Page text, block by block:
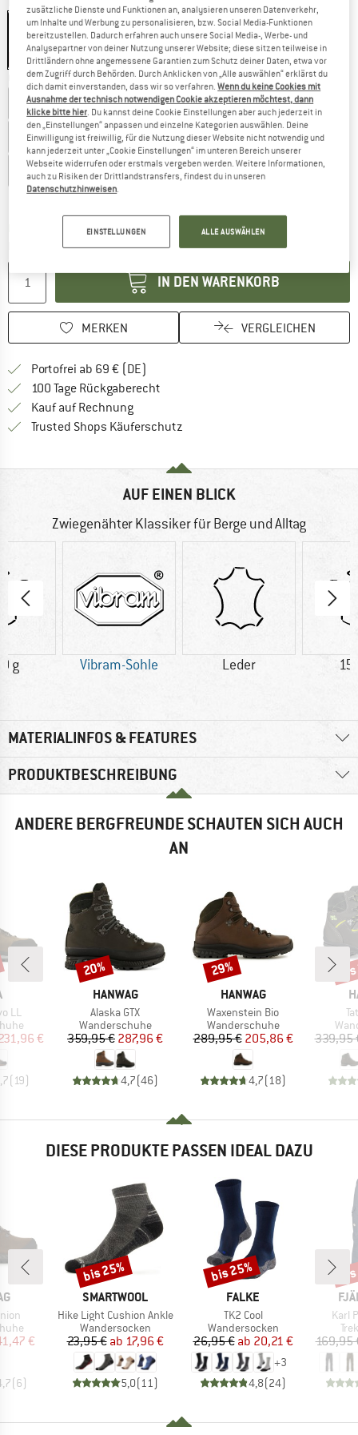
20%
Größe wählen:
EU39,5 EU40 EU40,5 EU41,5
EU42 EU42,5 EU43 EU44 EU44,5 EU45
EU46 EU46,5 EU47 EU48 EU48,5
Größentabelle
Lieferzeit: 2-4 WerktageDer Link öffnet sich in einer Infobox und
IN DEN WARENKORB
MERKEN VERGLEICHEN
Portofrei ab 69 € (DE)
100 Tage Rückgaberecht
Kauf auf RechnungFinde die Zahlungs-Infos hier! Öffnet
Trusted Shops Käuferschutz
AUF EINEN BLICK
Zwiegenähter Klassiker für Berge und Alltag
g Vibram-Sohle Leder
MATERIALINFOS & FEATURES
PRODUKTBESCHREIBUNG
ANDERE BERGFREUNDE SCHAUTEN SICH AUCH
AN
LL
Preis
€
( 19)
MARKE
HANWAG
Artikel
Alaska GTX
Produktgruppe
Wanderschuhe
Preis
359,95 €reduzierter Preis
287,96 €
4,7(46)
Rabatt
20%
MARKE
HANWAG
Artikel
Waxenstein Bio
Produktgruppe
Wanderschuhe
Preis
289,95 €reduzierter Preis
205,86 €
4,7( 18)
Rabatt
29%
339,95
DIESE PRODUKTE PASSEN IDEAL DAZU
Preis
€
(6)
MARKE
SMARTWOOL
Artikel
Hike Light Cushion Ankle
Produktgruppe
Wandersocken
Preis
23,95 € reduzierter Preis
ab 17,96 €
5,0(11 )
Rabatt
bis 25%
MARKE
FALKE
Artikel
TK2 Cool
Produktgruppe
Wandersocken
Preis
26,95 € reduzierter Preis
ab 20,21 €
+3
4,8(24)
Rabatt
bis 25%
Karl
169,95
zusätzliche Dienste und Funktionen an, analysieren unseren Datenverkehr,
um Inhalte und Werbung zu personalisieren, bzw. Social Media-Funktionen
bereitzustellen. Dadurch erfahren auch unsere Social Media-, Werbe- und
Analysepartner von deiner Nutzung unserer Website; diese sitzen teilweise in
Drittländern ohne angemessene Garantien zum Schutz deiner Daten, etwa vor
dem Zugriff durch Behörden. Durch Anklicken von „Alle auswählen“ erklärst du
dich damit einverstanden, dass wir so verfahren.Wenn du keine Cookies mit
Ausnahme der technisch notwendigen Cookie akzeptieren möchtest, dann
klicke bitte hier . Du kannst deine Cookie Einstellungen aber auch jederzeit in
den „Einstellungen“ anpassen und einzelne Kategorien auswählen. Deine
Einwilligung ist freiwillig, für die Nutzung dieser Website nicht notwendig und
kann jederzeit unter „Cookie Einstellungen“ im unteren Bereich unserer
Webseite widerrufen oder erstmals vergeben werden. Weitere Informationen,
auch zu Risiken der Drittlandstransfers, findest du in unseren
Datenschutzhinweisen
EINSTELLUNGEN ALLE AUSWÄHLEN